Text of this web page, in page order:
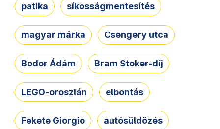
patika síkosságmentesítés
magyar márka Csengery utca
Bodor Ádám Bram Stoker-díj
LEGO-oroszlán elbontás
Fekete Giorgio autósüldözés